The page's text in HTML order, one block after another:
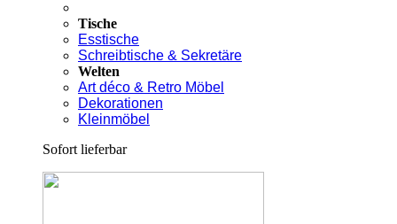
Tische
Esstische
Schreibtische & Sekretäre
Welten
Art déco & Retro Möbel
Dekorationen
Kleinmöbel
Sofort lieferbar